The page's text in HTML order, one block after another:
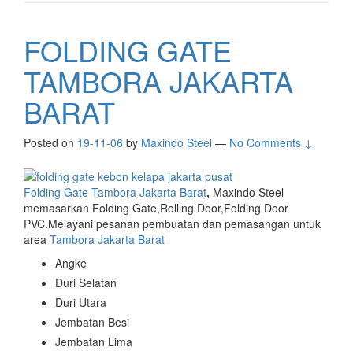
FOLDING GATE
TAMBORA JAKARTA
BARAT
Posted on 19-11-06 by Maxindo Steel — No Comments ↓
Folding Gate Tambora Jakarta Barat, Maxindo Steel
memasarkan Folding Gate,Rolling Door,Folding Door
PVC.Melayani pesanan pembuatan dan pemasangan untuk
area Tambora Jakarta Barat
Angke
Duri Selatan
Duri Utara
Jembatan Besi
Jembatan Lima